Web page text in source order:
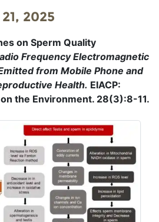
2025
on Sperm Quality
Frequency Electromagnetic
from Mobile Phone and
Health. EIACP:
the Environment. 28(3):8-11.